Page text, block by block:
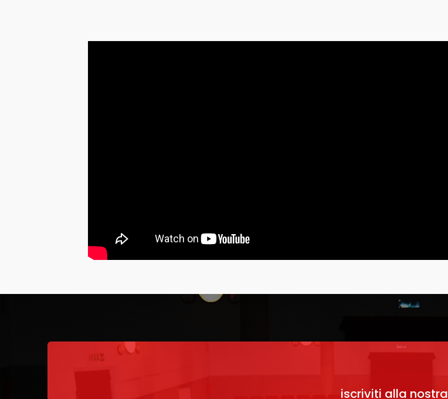
iscriviti alla nostra